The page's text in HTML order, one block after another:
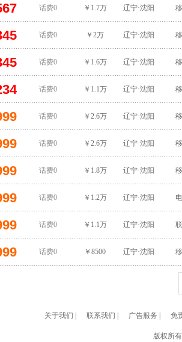
话费0 ￥1.7万 辽宁·沈阳
话费0 ￥2万 辽宁·沈阳
话费0 ￥1.6万 辽宁·沈阳
话费0 ￥1.1万 辽宁·沈阳
话费0 ￥2.6万 辽宁·沈阳
话费0 ￥2.6万 辽宁·沈阳
话费0 ￥1.8万 辽宁·沈阳
话费0 ￥1.2万 辽宁·沈阳
话费0 ￥1.1万 辽宁·沈阳
话费0 ￥8500 辽宁·沈阳
关于我们 联系我们 广告服务 免
版权所